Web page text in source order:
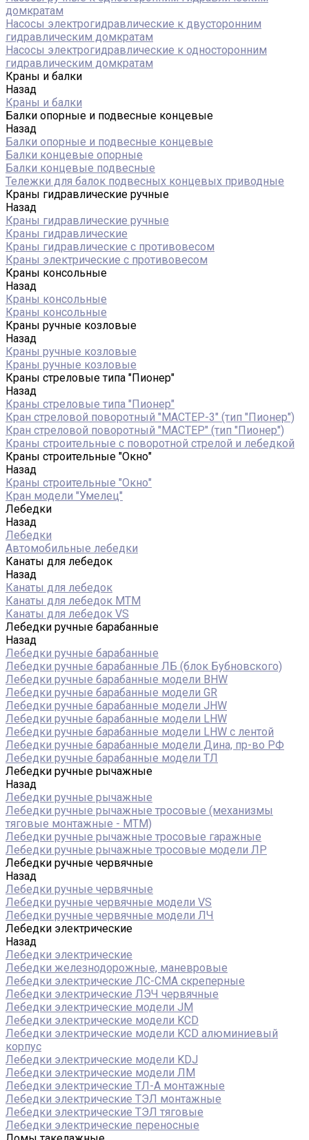
домкратам
Насосы электрогидравлические к двусторонним
гидравлическим домкратам
Насосы электрогидравлические к односторонним
гидравлическим домкратам
Краны и балки
Назад
Краны и балки
Балки опорные и подвесные концевые
Назад
Балки опорные и подвесные концевые
Балки концевые опорные
Балки концевые подвесные
Тележки для балок подвесных концевых приводные
Краны гидравлические ручные
Назад
Краны гидравлические ручные
Краны гидравлические
Краны гидравлические с противовесом
Краны электрические с противовесом
Краны консольные
Назад
Краны консольные
Краны консольные
Краны ручные козловые
Назад
Краны ручные козловые
Краны ручные козловые
Краны стреловые типа "Пионер"
Назад
Краны стреловые типа "Пионер"
Кран стреловой поворотный "МАСТЕР-3" (тип "Пионер")
Кран стреловой поворотный "МАСТЕР" (тип "Пионер")
Краны строительные с поворотной стрелой и лебедкой
Краны строительные "Окно"
Назад
Краны строительные "Окно"
Кран модели "Умелец"
Лебедки
Назад
Лебедки
Автомобильные лебедки
Канаты для лебедок
Назад
Канаты для лебедок
Канаты для лебедок MTM
Канаты для лебедок VS
Лебедки ручные барабанные
Назад
Лебедки ручные барабанные
Лебедки ручные барабанные ЛБ (блок Бубновского)
Лебедки ручные барабанные модели BHW
Лебедки ручные барабанные модели GR
Лебедки ручные барабанные модели JHW
Лебедки ручные барабанные модели LHW
Лебедки ручные барабанные модели LHW c лентой
Лебедки ручные барабанные модели Дина, пр-во РФ
Лебедки ручные барабанные модели ТЛ
Лебедки ручные рычажные
Назад
Лебедки ручные рычажные
Лебедки ручные рычажные тросовые (механизмы
тяговые монтажные - МТМ)
Лебедки ручные рычажные тросовые гаражные
Лебедки ручные рычажные тросовые модели ЛР
Лебедки ручные червячные
Назад
Лебедки ручные червячные
Лебедки ручные червячные модели VS
Лебедки ручные червячные модели ЛЧ
Лебедки электрические
Назад
Лебедки электрические
Лебедки железнодорожные, маневровые
Лебедки электрические ЛС-СМА скреперные
Лебедки электрические ЛЭЧ червячные
Лебедки электрические модели JM
Лебедки электрические модели KCD
Лебедки электрические модели KCD алюминиевый
корпус
Лебедки электрические модели KDJ
Лебедки электрические модели ЛМ
Лебедки электрические ТЛ-А монтажные
Лебедки электрические ТЭЛ монтажные
Лебедки электрические ТЭЛ тяговые
Лебедки электрические переносные